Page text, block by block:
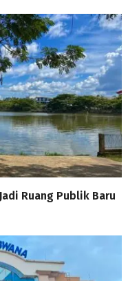
Ruang Publik Baru